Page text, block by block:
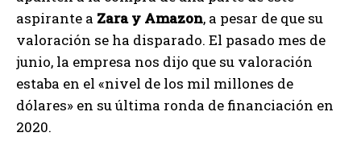
aspirante a Zara y Amazon, a pesar de que su
valoración se ha disparado. El pasado mes de
junio, la empresa nos dijo que su valoración
estaba en el «nivel de los mil millones de
dólares» en su última ronda de financiación en
2020.